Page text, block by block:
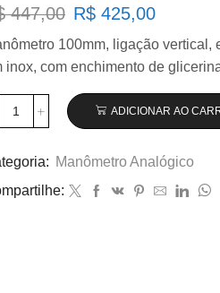
447,00 O
original
era:
R$ 447,00.
R$ 425,00O
atual
é:
R$
100mm, ligação vertical,
inox, com enchimento de
Manômetro
Vertical
1000×70
com
ADICIONAR AO
Manômetro Analógico